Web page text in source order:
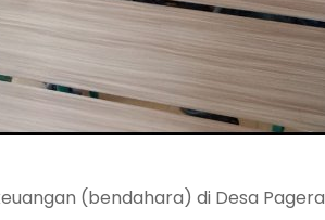
(bendahara) di Desa